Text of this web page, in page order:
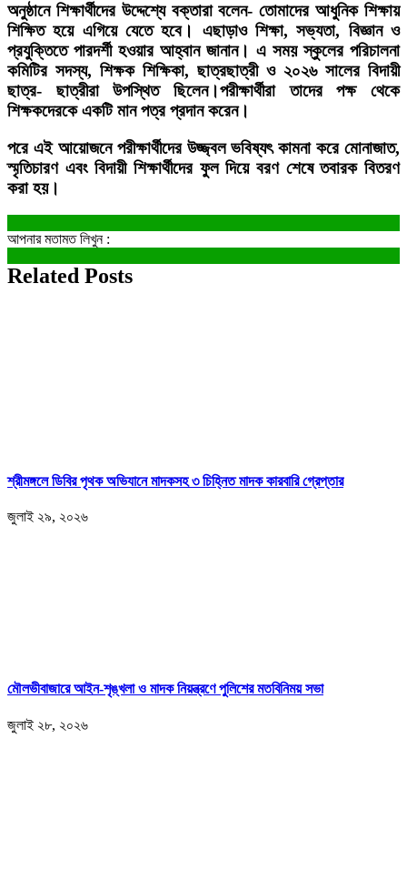
অনুষ্ঠানে শিক্ষার্থীদের উদ্দেশ্যে বক্তারা বলেন- তোমাদের আধুনিক শিক্ষায়
শিক্ষিত হয়ে এগিয়ে যেতে হবে। এছাড়াও শিক্ষা, সভ্যতা, বিজ্ঞান ও
প্রযুক্তিতে পারদর্শী হওয়ার আহ্বান জানান। এ সময় স্কুলের পরিচালনা
কমিটির সদস্য, শিক্ষক শিক্ষিকা, ছাত্রছাত্রী ও ২০২৬ সালের বিদায়ী
ছাত্র- ছাত্রীরা উপস্থিত ছিলেন।পরীক্ষার্থীরা তাদের পক্ষ থেকে
শিক্ষকদেরকে একটি মান পত্র প্রদান করেন।
পরে এই আয়োজনে পরীক্ষার্থীদের উজ্জ্বল ভবিষ্যৎ কামনা করে মোনাজাত,
স্মৃতিচারণ এবং বিদায়ী শিক্ষার্থীদের ফুল দিয়ে বরণ শেষে তবারক বিতরণ
করা হয়।
আপনার মতামত লিখুন :
Related Posts
শ্রীমঙ্গলে ডিবির পৃথক অভিযানে মাদকসহ ৩ চিহ্নিত মাদক কারবারি গ্রেপ্তার
জুলাই ২৯, ২০২৬
মৌলভীবাজারে আইন-শৃঙ্খলা ও মাদক নিয়ন্ত্রণে পুলিশের মতবিনিময় সভা
জুলাই ২৮, ২০২৬